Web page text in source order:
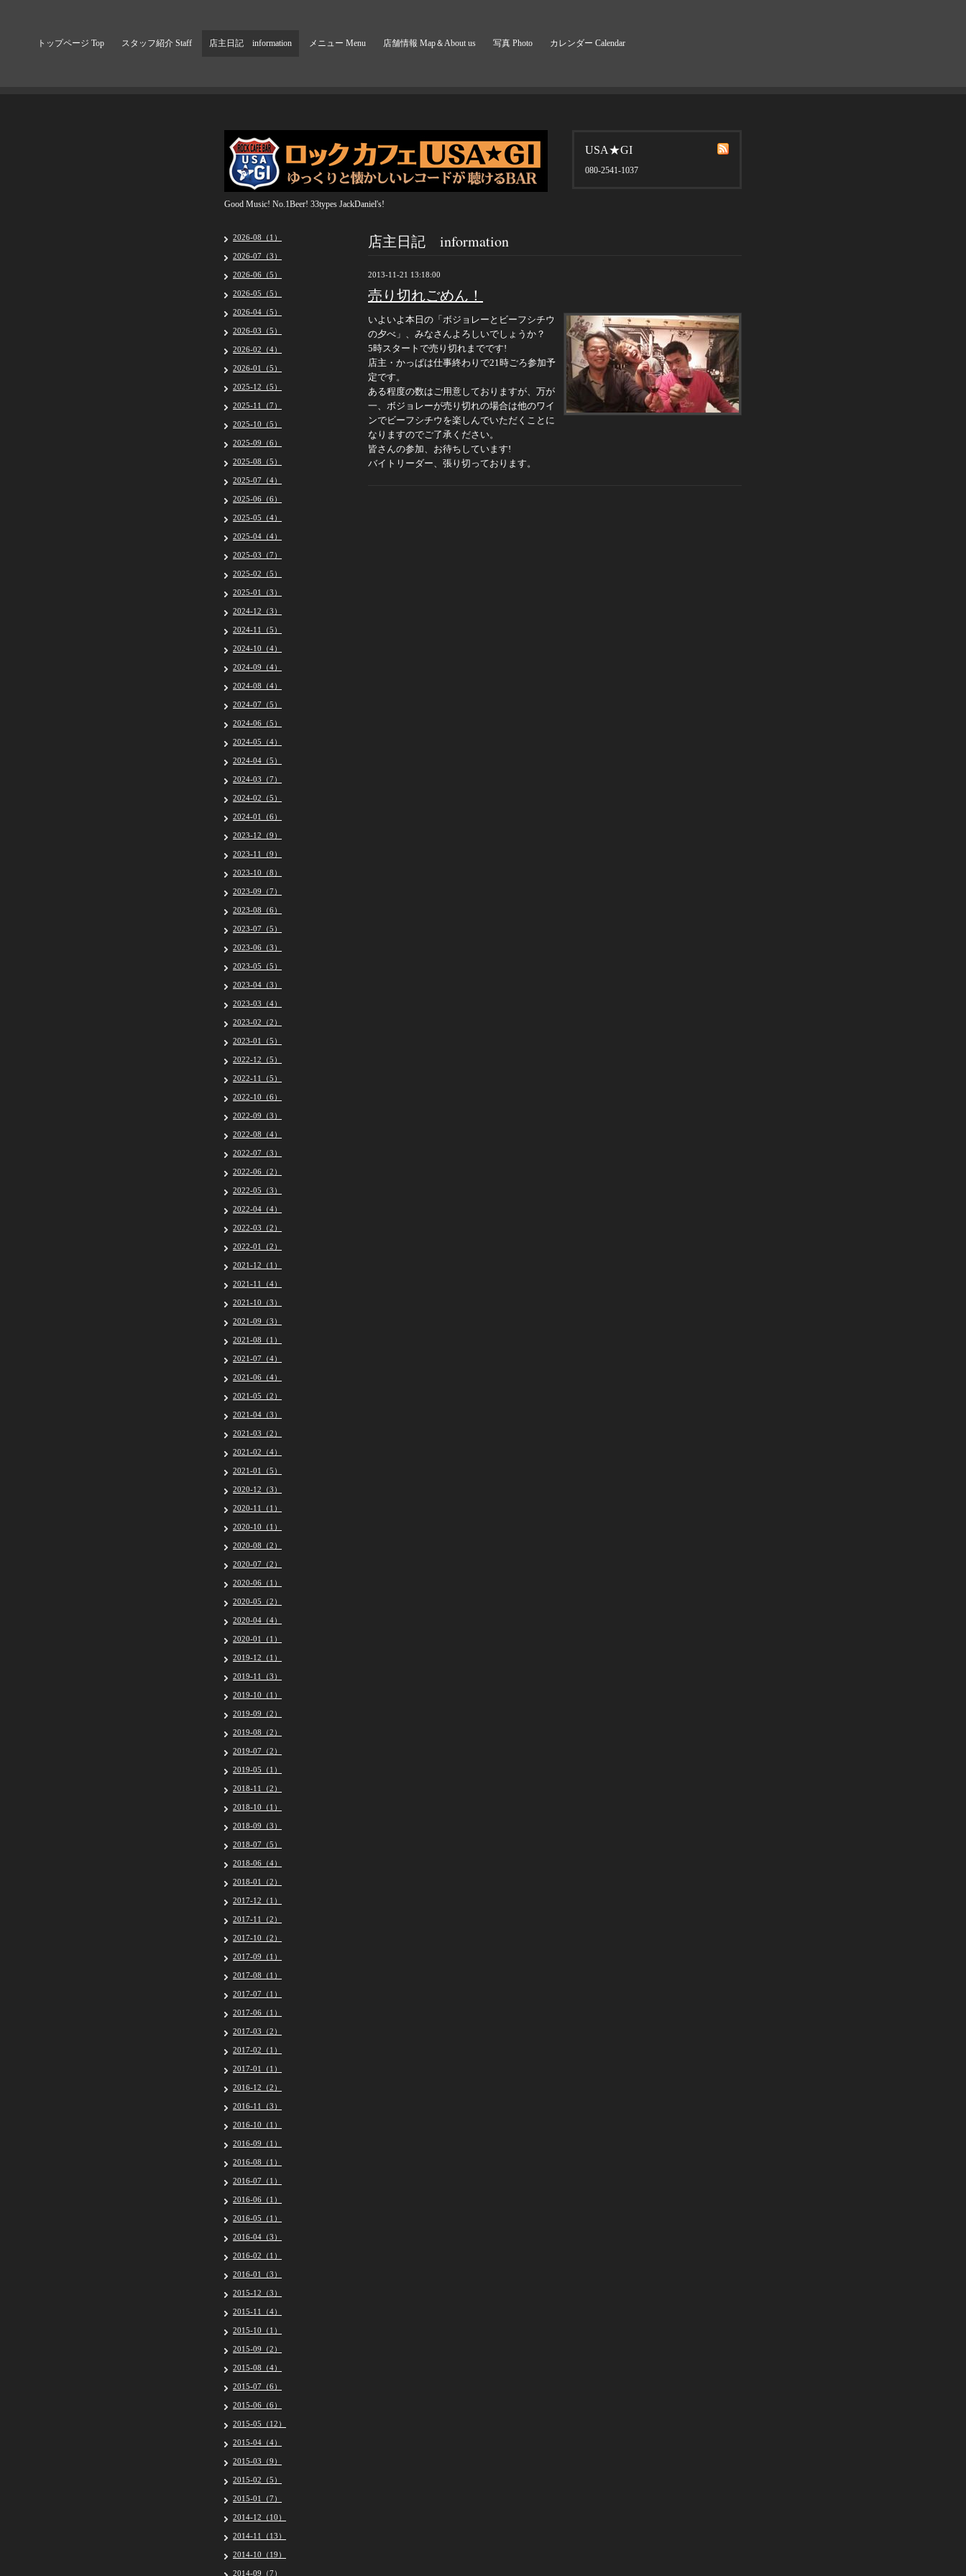
トップページ Top スタッフ紹介 Staff 店主日記 information メニュー Menu 店舗情報 Map＆About us 写真 Photo カレンダー Calendar
USA★GI
080-2541-1037
Good Music! No.1Beer! 33types JackDaniel's!
店主日記 information
2013-11-21 13:18:00
売り切れごめん！
いよいよ本日の「ボジョレーとビーフシチウ
の夕べ」、みなさんよろしいでしょうか？
5時スタートで売り切れまでです!
店主・かっぱは仕事終わりで21時ごろ参加予
定です。
ある程度の数はご用意しておりますが、万が
一、ボジョレーが売り切れの場合は他のワイ
ンでビーフシチウを楽しんでいただくことに
なりますのでご了承ください。
皆さんの参加、お待ちしています!
バイトリーダー、張り切っております。
2026-08（1）
2026-07（3）
2026-06（5）
2026-05（5）
2026-04（5）
2026-03（5）
2026-02（4）
2026-01（5）
2025-12（5）
2025-11（7）
2025-10（5）
2025-09（6）
2025-08（5）
2025-07（4）
2025-06（6）
2025-05（4）
2025-04（4）
2025-03（7）
2025-02（5）
2025-01（3）
2024-12（3）
2024-11（5）
2024-10（4）
2024-09（4）
2024-08（4）
2024-07（5）
2024-06（5）
2024-05（4）
2024-04（5）
2024-03（7）
2024-02（5）
2024-01（6）
2023-12（9）
2023-11（9）
2023-10（8）
2023-09（7）
2023-08（6）
2023-07（5）
2023-06（3）
2023-05（5）
2023-04（3）
2023-03（4）
2023-02（2）
2023-01（5）
2022-12（5）
2022-11（5）
2022-10（6）
2022-09（3）
2022-08（4）
2022-07（3）
2022-06（2）
2022-05（3）
2022-04（4）
2022-03（2）
2022-01（2）
2021-12（1）
2021-11（4）
2021-10（3）
2021-09（3）
2021-08（1）
2021-07（4）
2021-06（4）
2021-05（2）
2021-04（3）
2021-03（2）
2021-02（4）
2021-01（5）
2020-12（3）
2020-11（1）
2020-10（1）
2020-08（2）
2020-07（2）
2020-06（1）
2020-05（2）
2020-04（4）
2020-01（1）
2019-12（1）
2019-11（3）
2019-10（1）
2019-09（2）
2019-08（2）
2019-07（2）
2019-05（1）
2018-11（2）
2018-10（1）
2018-09（3）
2018-07（5）
2018-06（4）
2018-01（2）
2017-12（1）
2017-11（2）
2017-10（2）
2017-09（1）
2017-08（1）
2017-07（1）
2017-06（1）
2017-03（2）
2017-02（1）
2017-01（1）
2016-12（2）
2016-11（3）
2016-10（1）
2016-09（1）
2016-08（1）
2016-07（1）
2016-06（1）
2016-05（1）
2016-04（3）
2016-02（1）
2016-01（3）
2015-12（3）
2015-11（4）
2015-10（1）
2015-09（2）
2015-08（4）
2015-07（6）
2015-06（6）
2015-05（12）
2015-04（4）
2015-03（9）
2015-02（5）
2015-01（7）
2014-12（10）
2014-11（13）
2014-10（19）
2014-09（7）